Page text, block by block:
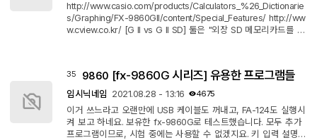
http://www.casio.com/products/Calculators_%26_Dictionarie
s/Graphing/FX-9860GII/content/Special_Features/ http://ww
w.cview.co.kr/ [G II vs G II SD] 둘은 "외장 SD 메모리카드를 이
Math Input/Output ↔ Line Input/Output 관련하여 보면 둘 다 설
정에서 다른 모드로 변경은 가능하지만 기본 설정값(Default)에
있어서 G는 Line인데...
35 9860 [fx-9860G 시리즈] 유용한 프로그램들
임시닉네임 2021.08.28 - 13:16 4675
이거 쓰느라고 오랜만에 USB 케이블도 꺼내고, FA-124도 실행시
켜 보고 하네요. 보유한 fx-9860G로 테스트했습니다. 모두 추가
프로그램이므로, 시험 중에는 사용할 수 없겠지요. 키 입력 설명